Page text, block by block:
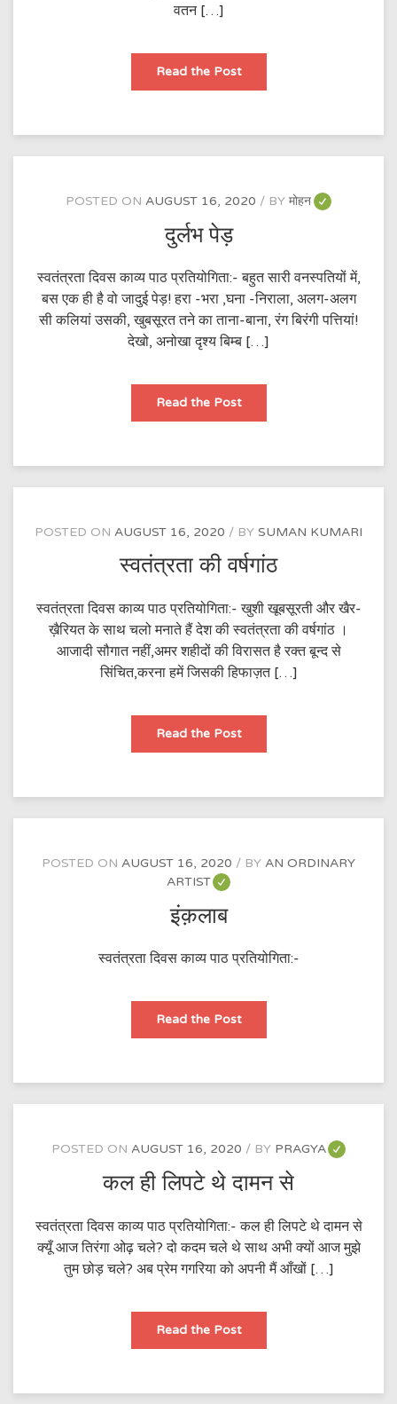
वतन […]
Read the Postकब
नया
POSTED ONAUGUST 16, 2020 BYमोहन
दुर्लभ पेड़
स्वतंत्रता दिवस काव्य पाठ प्रतियोगिता:- बहुत सारी वनस्पतियों में,
बस एक ही है वो जादुई पेड़! हरा -भरा ,घना -निराला, अलग-अलग
सी कलियां उसकी, खुबसूरत तने का ताना-बाना, रंग बिरंगी पत्तियां!
देखो, अनोखा दृश्य बिम्ब […]
Read the Postदुर्लभ
POSTED ON AUGUST 16, 2020 BY SUMAN KUMARI
स्वतंत्रता की वर्षगांठ
स्वतंत्रता दिवस काव्य पाठ प्रतियोगिता:- खुशी खूबसूरती और खैर-
ख़ैरियत के साथ चलो मनाते हैं देश की स्वतंत्रता की वर्षगांठ ।
आजादी सौगात नहीं,अमर शहीदों की विरासत है रक्त बून्द से
सिंचित,करना हमें जिसकी हिफाज़त […]
Read the Postस्वतंत्रता
वर्षगांठ
POSTED ON AUGUST 16, 2020 BY AN ORDINARY
ARTIST
इंक़लाब
स्वतंत्रता दिवस काव्य पाठ प्रतियोगिता:-
Read the Postइंक़लाब
POSTED ON AUGUST 16, 2020 BY PRAGYA
कल ही लिपटे थे दामन से
स्वतंत्रता दिवस काव्य पाठ प्रतियोगिता:- कल ही लिपटे थे दामन से
क्यूँ आज तिरंगा ओढ़ चले? दो कदम चले थे साथ अभी क्यों आज मुझे
तुम छोड़ चले? अब प्रेम गगरिया को अपनी मैं आँखों […]
Read the Postकल
लिपटे
से